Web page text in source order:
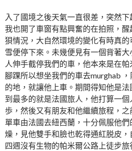
入了國境之後天氣一直很差，突然
我也開了車窗有點興奮的在拍照，
狽情況，大自然環境的變化有時真
雪便停下來。未幾便見有一個背著
人伸手截停我們的車，他本來是在
腳踝所以想坐我們的車去murghab
的地，就讓他上車。期間得知他是
到最多的就是法國旅人，他打算一
歩，然後又有朋友和他繼續旅程，
單車由法國去紐西蘭，十分佩服他
燥，見他雙手和臉也乾得通紅脱皮
四週沒有生物的帕米爾公路上徒步旅